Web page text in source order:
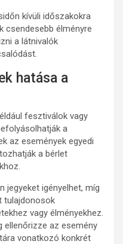
kívüli időszakokra
csendesebb élményre
a látnivalók
hatása a
fesztiválok vagy
a
az események egyedi
a bérlet
jegyeket igényelhet, míg
tulajdonosok
vagy élményekhez.
ellenőrizze az esemény
vonatkozó konkrét